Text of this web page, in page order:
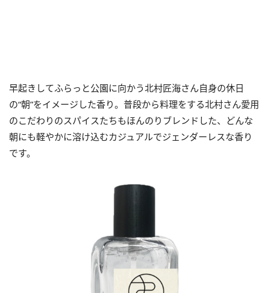
早起きしてふらっと公園に向かう北村匠海さん自身の休日
の“朝”をイメージした香り。普段から料理をする北村さん愛用
のこだわりのスパイスたちもほんのりブレンドした、どんな
朝にも軽やかに溶け込むカジュアルでジェンダーレスな香り
です。